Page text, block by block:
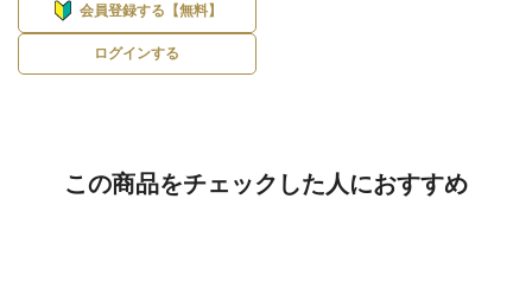
会員登録する【無料】
ログインする
この商品をチェックした人におすすめ